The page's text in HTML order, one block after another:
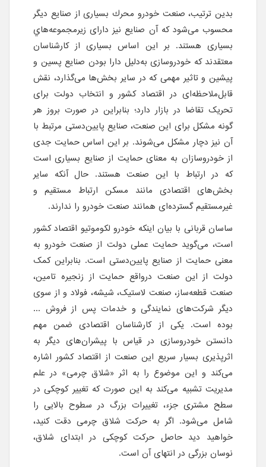
بدین ترتیب، صنعت خودرو محرك بسیاری از صنايع دیگر
محسوب می‌شود که آن صنایع نیز دارای زيرمجموعه‌هاي
بسیاری هستند. بر این اساس بسیاری از کارشناسان
معتقدند که خودروسازی به‌دلیل دارا بودن صنایع پسین و
پیشین و تاثیر مهمی که در سایر بخش‌ها می‌گذارد، نقش
قابل‌ملاحظه‌ای در اقتصاد کشور و انتخاب دولت برای
تحریک تقاضا در بازار دارد؛ بنابراین در صورت بروز هر
گونه مشکل برای این صنعت، صنایع پایین‌دستی مرتبط با
آن نیز دچار مشکل می‌شوند. بر این اساس حمایت جدی
از خودروسازان به معنای حمایت از صنایع بسیاری است
که در ارتباط با این صنعت هستند. حال آنکه سایر
بخش‌های اقتصادی مانند مسکن ارتباط مستقیم و
غیرمستقیم گسترده‌ای همانند صنعت خودرو را ندارند.
ساسان قربانی با بیان اینکه خودرو لکوموتیو اقتصاد کشور
است، می‌گوید حمایت عملی دولت از صنعت خودرو به
معنی حمایت از صنایع پایین‌دستی است. بنابراین کمک
دولت از این صنعت درواقع حمایت از زنجیره تامین،
صنعت قطعه‌ساز، صنعت لاستیک، شیشه، فولاد و از سوی
دیگر شرکت‌های نمایندگی و خدمات پس از فروش ...
بوده است. یکی از کارشناسان اقتصادی ضمن مهم
دانستن خودروسازی در قیاس با پیشران‌های دیگر به
اثرپذیری بسیار سریع این صنعت از اقتصاد کشور اشاره
می‌کند و این موضوع را به اثر «شلاق چرمی» در علم
مدیریت تشبیه می‌کند به این صورت که تغییر کوچکی در
سطح مشتری جزء، تغییرات بزرگ در سطوح بالایی را
شامل می‌شود. اگر به حرکت شلاق چرمی دقت کنید،
خواهید دید حاصل حرکت کوچکی در ابتدای شلاق،
نوسان بزرگی در انتهای آن است.